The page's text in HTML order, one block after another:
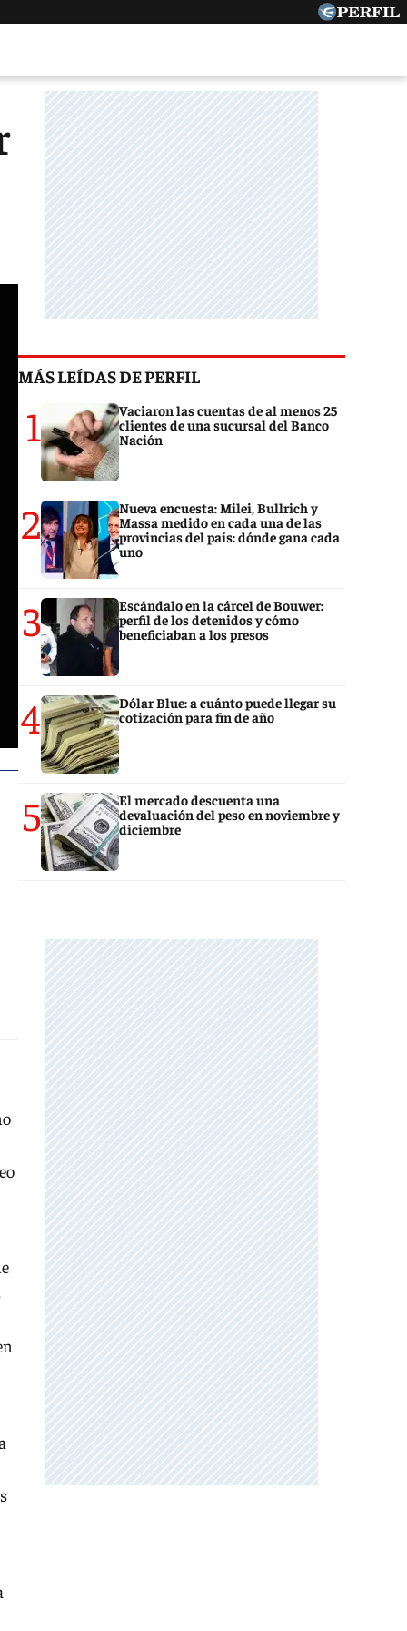
MÁS LEÍDAS DE PERFIL
1
Vaciaron las cuentas de al menos 25
clientes de una sucursal del Banco
Nación
2
Nueva encuesta: Milei, Bullrich y
Massa medido en cada una de las
provincias del país: dónde gana cada
uno
3
Escándalo en la cárcel de Bouwer:
perfil de los detenidos y cómo
beneficiaban a los presos
4
Dólar Blue: a cuánto puede llegar su
cotización para fin de año
5
El mercado descuenta una
devaluación del peso en noviembre y
diciembre